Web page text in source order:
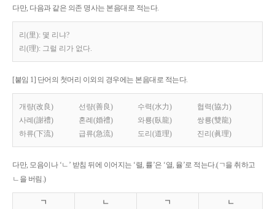
다만, 다음과 같은 의존 명사는 본음대로 적는다.
리(里): 몇 리냐?
리(理): 그럴 리가 없다.
[붙임 1] 단어의 첫머리 이외의 경우에는 본음대로 적는다.
개량(改良) 선량(善良) 수력(水力)
협력(協力)
사례(謝禮)
혼례(婚禮) 와룡(臥龍)
쌍룡(雙龍)
하류(下流)
급류(急流) 도리(道理) 진리(眞理)
다만, 모음이나 ‘ㄴ’ 받침 뒤에 이어지는 ‘렬, 률’은 ‘열, 율’로 적는다.(ㄱ을 취하고
ㄴ을 버림.)
ㄱ ㄴ ㄱ ㄴ